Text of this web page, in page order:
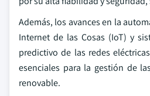
Además, los avances en la
Internet de las Cosas (IoT) y
predictivo de las redes
esenciales para la gestión de
renovable.